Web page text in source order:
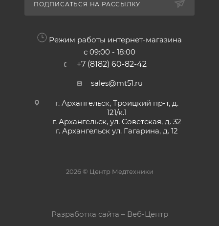
ПОДПИСАТЬСЯ НА РАССЫЛКУ
Режим работы интернет-магазина
с 09:00 - 18:00
+7 (8182) 60-82-42
sales@mt51.ru
г. Архангельск, Троицкий пр-т, д.
121/к.1
г. Архангельск, ул. Советская, д. 32
г. Архангельск ул. Гагарина, д. 12
2026 © Центр Медтехники
Разработка сайта – Веб-Центр